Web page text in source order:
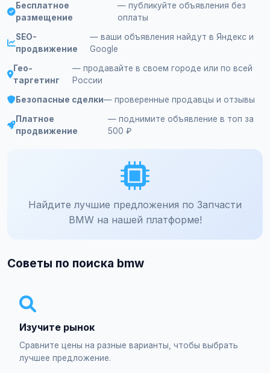
Бесплатное
размещение
— публикуйте объявления без
оплаты
SEO-
продвижение
— ваши объявления найдут в Яндекс и
Google
Гео-
таргетинг
— продавайте в своем городе или по всей
России
Безопасные сделки— проверенные продавцы и отзывы
Платное
продвижение
— поднимите объявление в топ за
500 ₽
Найдите лучшие предложения по Запчасти
BMW на нашей платформе!
Советы по поиска bmw
Изучите рынок
Сравните цены на разные варианты, чтобы выбрать
лучшее предложение.